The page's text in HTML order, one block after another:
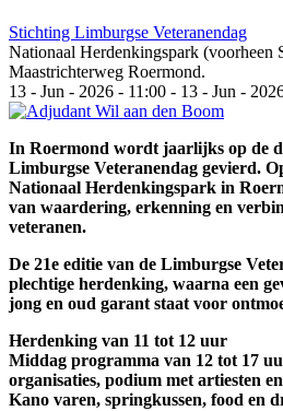
Stichting Limburgse Veteranendag
Nationaal Herdenkingspark (voorheen
Maastrichterweg Roermond.
13 - Jun - 2026 - 11:00 - 13 - Jun -
In Roermond wordt jaarlijks op de
Limburgse Veteranendag gevierd.
Nationaal Herdenkingspark in
van waardering, erkenning en
veteranen.
De 21e editie van de Limburgse
plechtige herdenking, waarna een
jong en oud garant staat voor
Herdenking van 11 tot 12 uur
Middag programma van 12 tot 17
organisaties, podium met artiesten
Kano varen, springkussen, food en